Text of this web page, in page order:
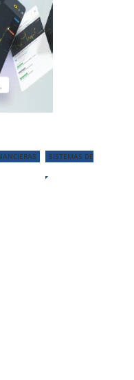
SISTEMAS DE